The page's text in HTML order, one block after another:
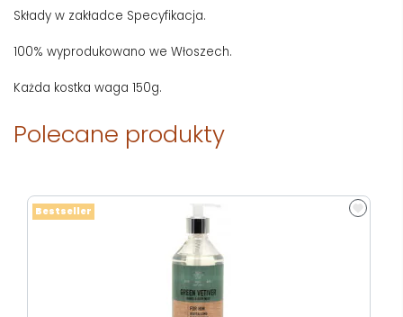
Składy w zakładce Specyfikacja.
100% wyprodukowano we Włoszech.
Każda kostka waga 150g.
Polecane produkty
Bestseller